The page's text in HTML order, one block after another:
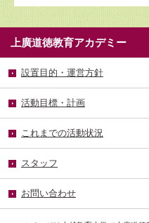
上廣道徳教育アカデミー
設置目的・運営方針
活動目標・計画
これまでの活動状況
スタッフ
お問い合わせ